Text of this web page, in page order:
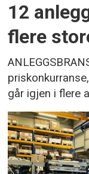
12
flere
går igjen i flere